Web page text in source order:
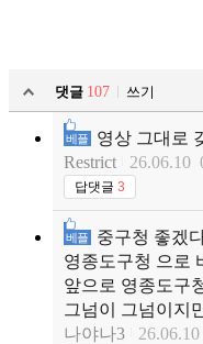
댓글 107
쓰기
베플
영상 그대로
Restrict
26.06.10
답댓글 3
베플
중구청 좋겠
영종도구청 으로
앞으로 영종도구
그넘이 그넘이지
나야나3